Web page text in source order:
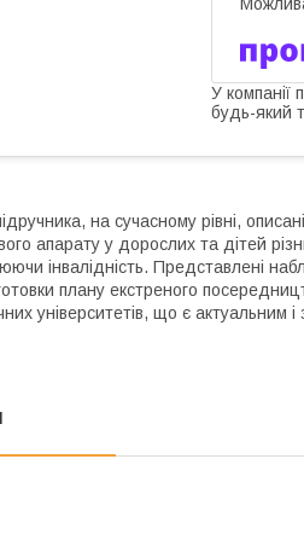
У компанії
будь-який
на сучасному рівні,
апарату у дорослих та дітей
інвалідність. Представлені
плану екстреного
університетів, що є актуальним